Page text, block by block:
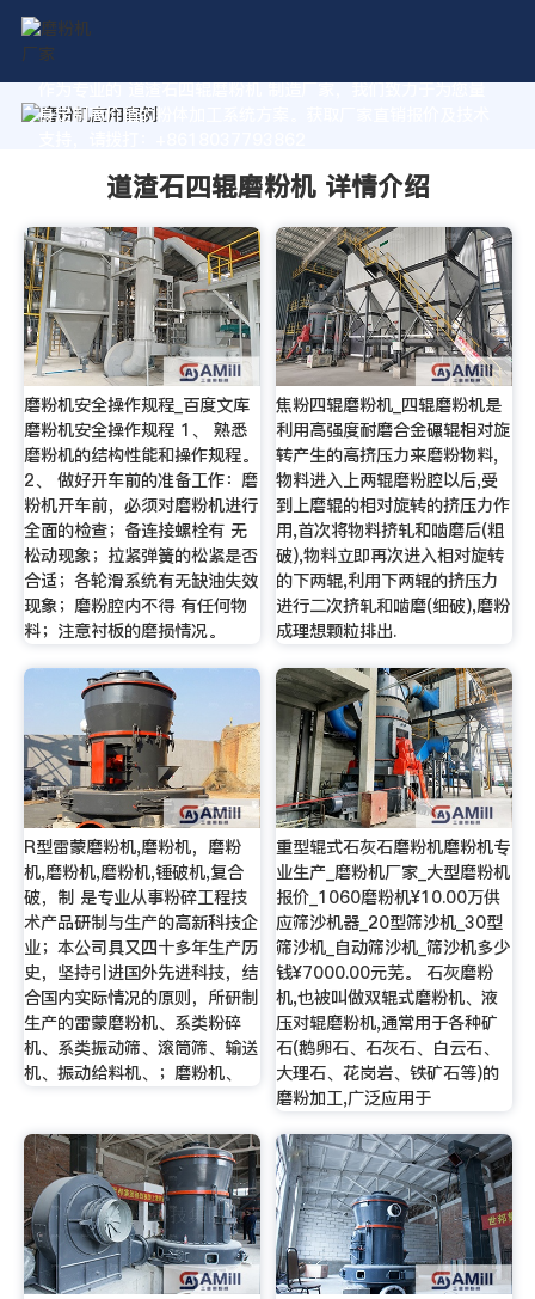
作为专业的 道渣石四辊磨粉机 制造厂家，我们致力于为您量
身定制高价值的粉体加工系统方案。获取厂家直销报价及技术
道渣石四辊磨粉机 详情介绍
磨粉机安全操作规程_百度文库
磨粉机安全操作规程 1、 熟悉
磨粉机的结构性能和操作规程。
2、 做好开车前的准备工作：磨
粉机开车前，必须对磨粉机进行
全面的检查；备连接螺栓有 无
松动现象；拉紧弹簧的松紧是否
合适；各轮滑系统有无缺油失效
现象；磨粉腔内不得 有任何物
料；注意衬板的磨损情况。
焦粉四辊磨粉机_四辊磨粉机是
利用高强度耐磨合金碾辊相对旋
转产生的高挤压力来磨粉物料,
物料进入上两辊磨粉腔以后,受
到上磨辊的相对旋转的挤压力作
用,首次将物料挤轧和啮磨后(粗
破),物料立即再次进入相对旋转
的下两辊,利用下两辊的挤压力
进行二次挤轧和啮磨(细破),磨粉
成理想颗粒排出.
R型雷蒙磨粉机,磨粉机，磨粉
机,磨粉机,磨粉机,锤破机,复合
破，制 是专业从事粉碎工程技
术产品研制与生产的高新科技企
业；本公司具又四十多年生产历
史，坚持引进国外先进科技，结
合国内实际情况的原则，所研制
生产的雷蒙磨粉机、系类粉碎
机、系类振动筛、滚筒筛、输送
机、振动给料机、；磨粉机、
重型辊式石灰石磨粉机磨粉机专
业生产_磨粉机厂家_大型磨粉机
报价_1060磨粉机¥10.00万供
应筛沙机器_20型筛沙机_30型
筛沙机_自动筛沙机_筛沙机多少
钱¥7000.00元芜。 石灰磨粉
机,也被叫做双辊式磨粉机、液
压对辊磨粉机,通常用于各种矿
石(鹅卵石、石灰石、白云石、
大理石、花岗岩、铁矿石等)的
磨粉加工,广泛应用于